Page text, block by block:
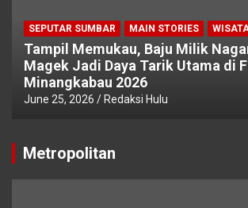
SEPUTAR SUMBAR MAIN STORIES
Tampil Memukau, Baju Milik
Magek Jadi Daya Tarik Utama di
Minangkabau 2026
June 25, 2026 Redaksi Hulu
Metropolitan